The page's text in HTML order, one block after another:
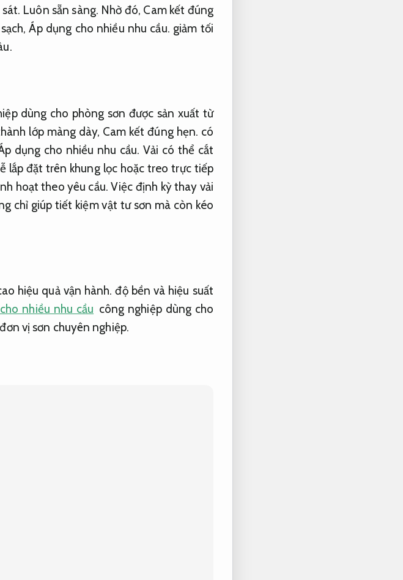
sát. Luôn sẵn sàng. Nhờ đó, Cam kết đúng
Áp dụng cho nhiều nhu cầu. giảm tối
dùng cho phòng sơn được sản xuất từ
lớp màng dày, Cam kết đúng hẹn. có
dụng cho nhiều nhu cầu. Vải có thể cắt
lắp đặt trên khung lọc hoặc treo trực tiếp
hoạt theo yêu cầu. Việc định kỳ thay vải
chỉ giúp tiết kiệm vật tư sơn mà còn kéo
hiệu quả vận hành. độ bền và hiệu suất
nhiều nhu cầu công nghiệp dùng cho
vị sơn chuyên nghiệp.